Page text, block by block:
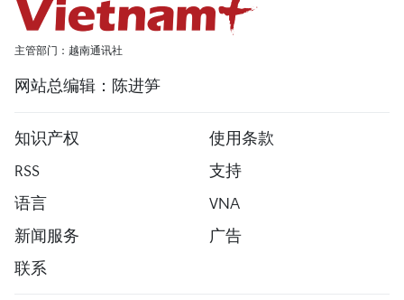
主管部门：越南通讯社
网站总编辑：陈进笋
知识产权
使用条款
RSS
支持
语言
VNA
新闻服务
广告
联系